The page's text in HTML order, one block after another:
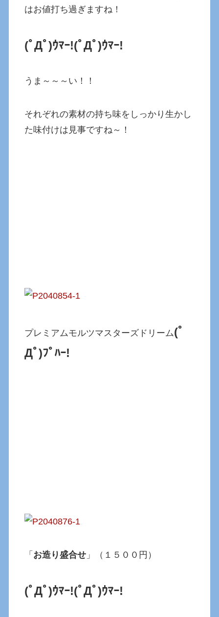
はお値打ち過ぎますね！
(ﾟДﾟ)ｳﾏｰ!(ﾟДﾟ)ｳﾏｰ!
うま～～～い！！
それぞれの素材の持ち味をしっかり生かし
た味付けは見事ですね～！
プレミアムモルツマスターズドリーム(ﾟ
Дﾟ)ﾌﾟﾊｰ!
「 お造り盛合せ 」（１５００円）
(ﾟДﾟ)ｳﾏｰ!(ﾟДﾟ)ｳﾏｰ!